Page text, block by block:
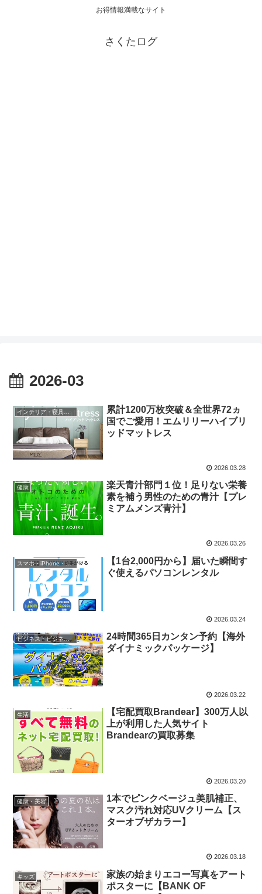
お得情報満載なサイト
さくたログ
2026-03
インテリア・寝具・収納
累計1200万枚突破＆全世界72ヵ
国でご愛用！エムリリーハイブリ
ッドマットレス
2026.03.28
健康
楽天青汁部門１位！足りない栄養
素を補う男性のための青汁【プレ
ミアムメンズ青汁】
2026.03.26
スマホ・iPhone・携帯
【1台2,000円から】届いた瞬間す
ぐ使えるパソコンレンタル
2026.03.24
ビジネス・ビジネスアイテム
24時間365日カンタン予約【海外
ダイナミックパッケージ】
2026.03.22
生活
【宅配買取Brandear】300万人以
上が利用した人気サイト
Brandearの買取募集
2026.03.20
健康・美容
1本でピンクベージュ美肌補正、
マスク汚れ対応UVクリーム【ス
ターオブザカラー】
2026.03.18
キッズ
家族の始まりエコー写真をアート
ポスターに【BANK OF